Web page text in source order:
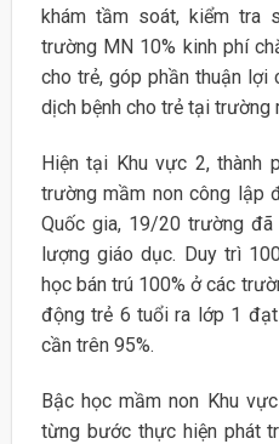
khám tầm soát, kiểm tra
trường MN 10% kinh phí
cho trẻ, góp phần thuận lợi
dịch bệnh cho trẻ tại trường
Hiện tại Khu vực 2,
trường mầm non công lập
Quốc gia, 19/20 trường
lượng giáo dục. Duy trì
học bán trú 100% ở các
động trẻ 6 tuổi ra lớp 1
cần trên 95%.
Bậc học mầm non Khu
từng bước thực hiện phát